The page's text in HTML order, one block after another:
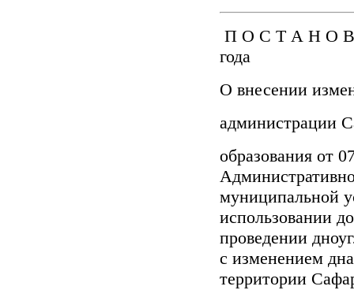
П О С Т А Н О В
года
О внесении
администрации
образования от
муниципальной
использовании
проведении
с изменением
территории